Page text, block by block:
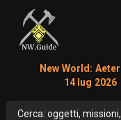
New World:
14 lug 2026
Cerca: oggetti, missioni,